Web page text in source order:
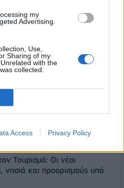
my
Advertising.
Use,
Sharing of my
with the
collected.
Access Privacy Policy
Αυγούστου – Πάνω από
σήμερα από τα
ημέρα μετά τις πυρκαγιές
«μάχη» πριν από τις
Τουρισμό: Οι νέοι
νησιά και προορισμούς υπό